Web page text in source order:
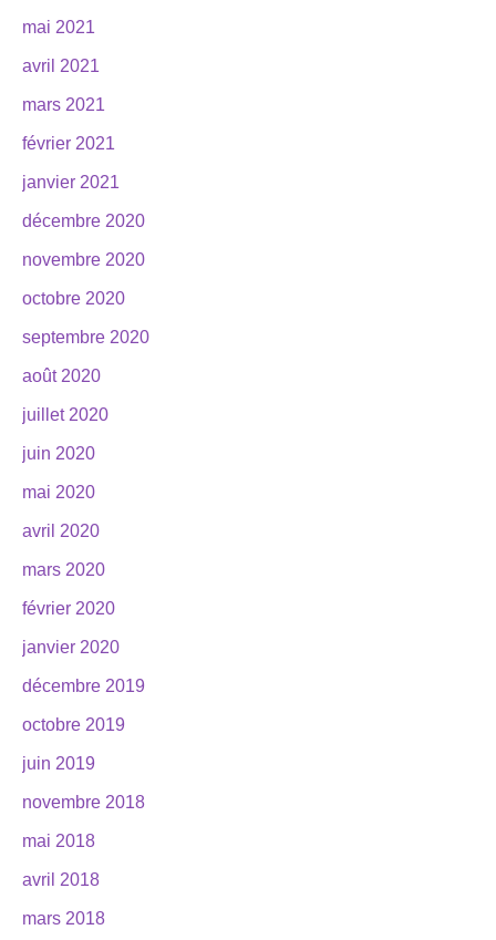
mai 2021
avril 2021
mars 2021
février 2021
janvier 2021
décembre 2020
novembre 2020
octobre 2020
septembre 2020
août 2020
juillet 2020
juin 2020
mai 2020
avril 2020
mars 2020
février 2020
janvier 2020
décembre 2019
octobre 2019
juin 2019
novembre 2018
mai 2018
avril 2018
mars 2018